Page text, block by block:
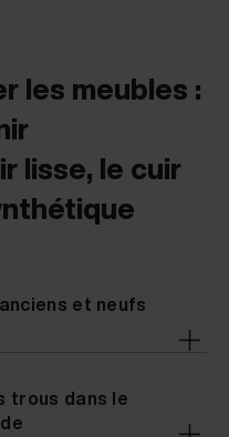
les meubles :
lisse, le cuir
et neufs
trous dans le